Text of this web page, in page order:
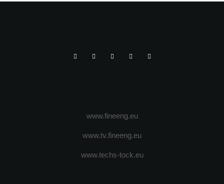
www.fineeng.eu
www.tv.fineeng.eu
www.techs-tock.eu